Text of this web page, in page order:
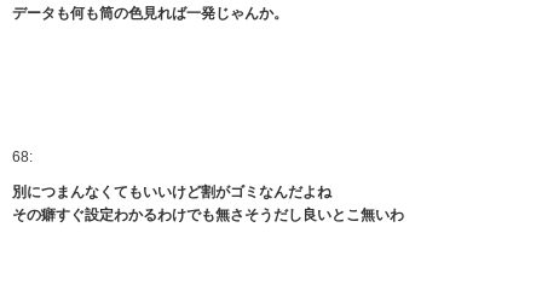
データも何も筒の色見れば一発じゃんか。
68:
別につまんなくてもいいけど割がゴミなんだよね
その癖すぐ設定わかるわけでも無さそうだし良いとこ無いわ